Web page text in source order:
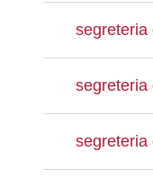
segreteria
segreteria
segreteria